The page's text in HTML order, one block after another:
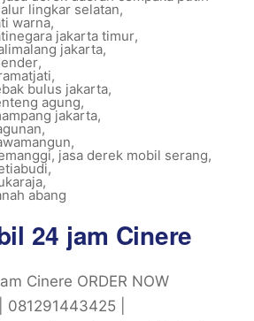
lingkar selatan,
warna,
jakarta timur,
jakarta,
,
,
bulus jakarta,
agung,
jakarta,
,
,
, jasa derek mobil serang,
,
,
abang
24 jam Cinere
Cinere ORDER NOW
|